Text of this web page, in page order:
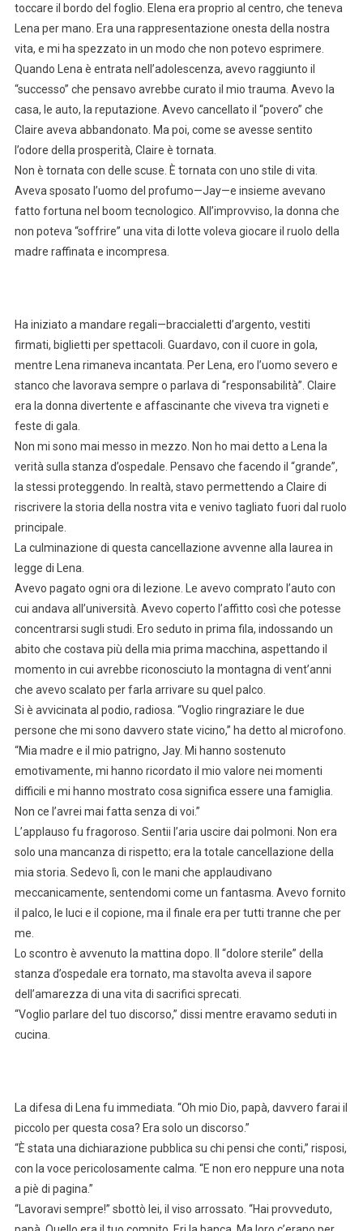
toccare il bordo del foglio. Elena era proprio al centro, che teneva
Lena per mano. Era una rappresentazione onesta della nostra
vita, e mi ha spezzato in un modo che non potevo esprimere.
Quando Lena è entrata nell’adolescenza, avevo raggiunto il
“successo” che pensavo avrebbe curato il mio trauma. Avevo la
casa, le auto, la reputazione. Avevo cancellato il “povero” che
Claire aveva abbandonato. Ma poi, come se avesse sentito
l’odore della prosperità, Claire è tornata.
Non è tornata con delle scuse. È tornata con uno stile di vita.
Aveva sposato l’uomo del profumo—Jay—e insieme avevano
fatto fortuna nel boom tecnologico. All’improvviso, la donna che
non poteva “soffrire” una vita di lotte voleva giocare il ruolo della
madre raffinata e incompresa.
Ha iniziato a mandare regali—braccialetti d’argento, vestiti
firmati, biglietti per spettacoli. Guardavo, con il cuore in gola,
mentre Lena rimaneva incantata. Per Lena, ero l’uomo severo e
stanco che lavorava sempre o parlava di “responsabilità”. Claire
era la donna divertente e affascinante che viveva tra vigneti e
feste di gala.
Non mi sono mai messo in mezzo. Non ho mai detto a Lena la
verità sulla stanza d’ospedale. Pensavo che facendo il “grande”,
la stessi proteggendo. In realtà, stavo permettendo a Claire di
riscrivere la storia della nostra vita e venivo tagliato fuori dal ruolo
principale.
La culminazione di questa cancellazione avvenne alla laurea in
legge di Lena.
Avevo pagato ogni ora di lezione. Le avevo comprato l’auto con
cui andava all’università. Avevo coperto l’affitto così che potesse
concentrarsi sugli studi. Ero seduto in prima fila, indossando un
abito che costava più della mia prima macchina, aspettando il
momento in cui avrebbe riconosciuto la montagna di vent’anni
che avevo scalato per farla arrivare su quel palco.
Si è avvicinata al podio, radiosa. “Voglio ringraziare le due
persone che mi sono davvero state vicino,” ha detto al microfono.
“Mia madre e il mio patrigno, Jay. Mi hanno sostenuto
emotivamente, mi hanno ricordato il mio valore nei momenti
difficili e mi hanno mostrato cosa significa essere una famiglia.
Non ce l’avrei mai fatta senza di voi.”
L’applauso fu fragoroso. Sentii l’aria uscire dai polmoni. Non era
solo una mancanza di rispetto; era la totale cancellazione della
mia storia. Sedevo lì, con le mani che applaudivano
meccanicamente, sentendomi come un fantasma. Avevo fornito
il palco, le luci e il copione, ma il finale era per tutti tranne che per
me.
Lo scontro è avvenuto la mattina dopo. Il “dolore sterile” della
stanza d’ospedale era tornato, ma stavolta aveva il sapore
dell’amarezza di una vita di sacrifici sprecati.
“Voglio parlare del tuo discorso,” dissi mentre eravamo seduti in
cucina.
La difesa di Lena fu immediata. “Oh mio Dio, papà, davvero farai il
piccolo per questa cosa? Era solo un discorso.”
“È stata una dichiarazione pubblica su chi pensi che conti,” risposi,
con la voce pericolosamente calma. “E non ero neppure una nota
a piè di pagina.”
“Lavoravi sempre!” sbottò lei, il viso arrossato. “Hai provveduto,